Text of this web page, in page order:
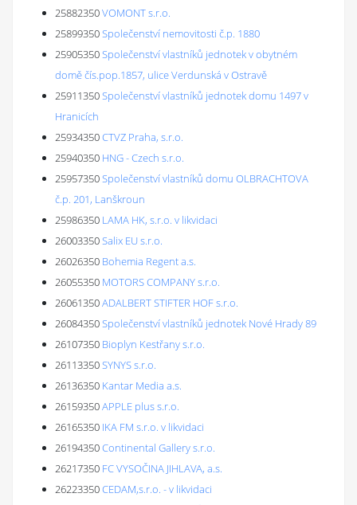
25882350VOMONT s.r.o.
25899350Společenství nemovitosti č.p. 1880
25905350Společenství vlastníků jednotek v obytném
domě čís.pop.1857, ulice Verdunská v Ostravě
25911350Společenství vlastníků jednotek domu 1497 v
Hranicích
25934350CTVZ Praha, s.r.o.
25940350 HNG - Czech s.r.o.
25957350Společenství vlastníků domu OLBRACHTOVA
č.p. 201, Lanškroun
25986350 LAMA HK, s.r.o. v likvidaci
26003350Salix EU s.r.o.
26026350 Bohemia Regent a.s.
26055350 MOTORS COMPANY s.r.o.
26061350ADALBERT STIFTER HOF s.r.o.
26084350Společenství vlastníků jednotek Nové Hrady 89
26107350 Bioplyn Kestřany s.r.o.
26113350SYNYS s.r.o.
26136350 Kantar Media a.s.
26159350APPLE plus s.r.o.
26165350 IKA FM s.r.o. v likvidaci
26194350Continental Gallery s.r.o.
26217350 FC VYSOČINA JIHLAVA, a.s.
26223350CEDAM,s.r.o. - v likvidaci